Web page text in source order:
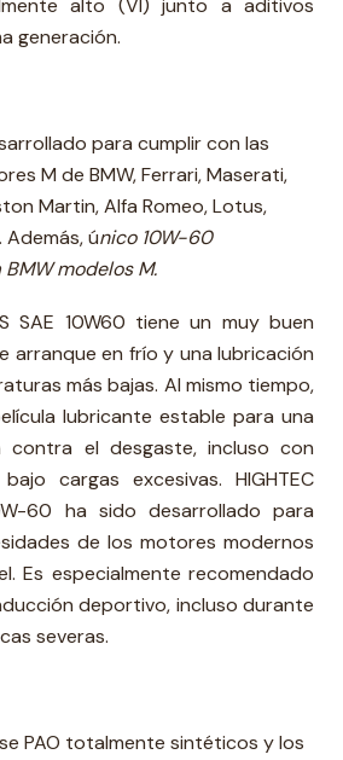
alto (VI) junto a aditivos
generación.
para cumplir con las
M de BMW, Ferrari, Maserati,
Martin, Alfa Romeo, Lotus,
único 10W-60
modelos M.
SAE 10W60 tiene un muy buen
arranque en frío y una lubricación
más bajas. Al mismo tiempo,
lubricante estable para una
contra el desgaste, incluso con
cargas excesivas. HIGHTEC
60 ha sido desarrollado para
de los motores modernos
Es especialmente recomendado
deportivo, incluso durante
severas.
PAO totalmente sintéticos y los